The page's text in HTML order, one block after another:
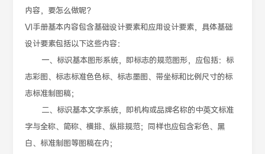
内容，要怎么做呢？
VI手册基本内容包含基础设计要素和应用设计要素，具体基础
设计要素包括以下这些内容：
一、标识基本图形系统，即标志的规范图形，应包括：标
志彩图、标志标准色色标、标志墨图、带坐标和比例尺寸的标
志标准制图稿；
二、标识基本文字系统，即机构或品牌名称的中英文标准
字与全称、简称、横排、纵排规范；同样也应包含彩色、黑
白、标准制图等图稿在内；